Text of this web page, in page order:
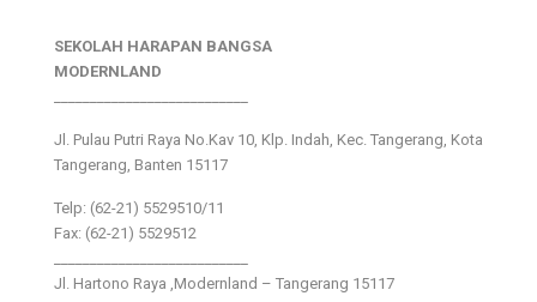
SEKOLAH HARAPAN BANGSA
MODERNLAND
Jl. Pulau Putri Raya No.Kav 10, Klp. Indah, Kec. Tangerang, Kota
Tangerang, Banten 15117
Telp: (62-21) 5529510/11
Fax: (62-21) 5529512
Jl. Hartono Raya ,Modernland – Tangerang 15117